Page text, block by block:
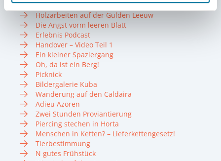
How to handle HSHS-Memberzzzz at arrival
Holzarbeiten auf der Gulden Leeuw
Die Angst vorm leeren Blatt
Erlebnis Podcast
Handover – Video Teil 1
Ein kleiner Spaziergang
Oh, da ist ein Berg!
Picknick
Bildergalerie Kuba
Wanderung auf den Caldaira
Adieu Azoren
Zwei Stunden Proviantierung
Piercing stechen in Horta
Menschen in Ketten? – Lieferkettengesetz!
Tierbestimmung
N gutes Frühstück